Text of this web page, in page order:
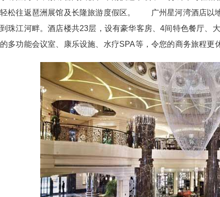
轻松往返琶洲展馆及长隆旅游度假区。 广州星河湾酒店以
到珠江河畔。酒店楼共23层，设有豪华客房、4间特色餐厅、
的多功能会议室、康乐设施、水疗SPA等，令您的商务旅程更